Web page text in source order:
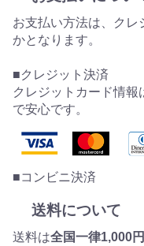
お支払い方法は、ク
かとなります。
■クレジット決済
クレジットカード情
で安心です。
■コンビニ決済
送料について
送料は全国一律1,000円